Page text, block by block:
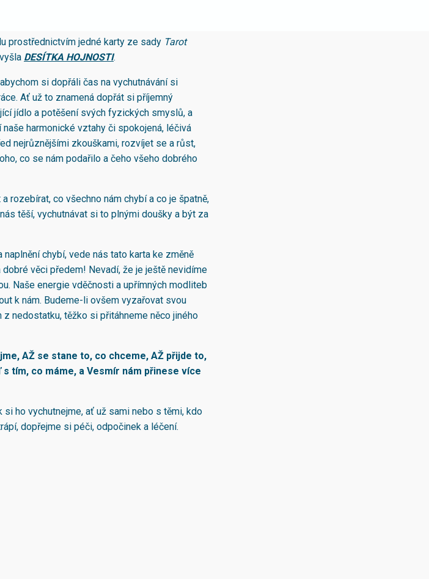
prostřednictvím jedné karty ze sady Tarot
DESÍTKA HOJNOSTI.
si dopřáli čas na vychutnávání si
Ať už to znamená dopřát si příjemný
jídlo a potěšení svých fyzických smyslů, a
harmonické vztahy či spokojená, léčivá
nejrůznějšími zkouškami, rozvíjet se a růst,
co se nám podařilo a čeho všeho dobrého
rozebírat, co všechno nám chybí a co je špatně,
těší, vychutnávat si to plnými doušky a být za
chybí, vede nás tato karta ke změně
věci předem! Nevadí, že je ještě nevidíme
Naše energie vděčnosti a upřímných modliteb
k nám. Budeme-li ovšem vyzařovat svou
nedostatku, těžko si přitáhneme něco jiného
AŽ se stane to, co chceme, AŽ přijde to,
tím, co máme, a Vesmír nám přinese více
ho vychutnejme, ať už sami nebo s těmi, kdo
dopřejme si péči, odpočinek a léčení.